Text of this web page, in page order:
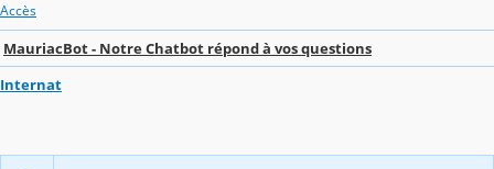
Accès
MauriacBot - Notre Chatbot répond à vos questions
Internat